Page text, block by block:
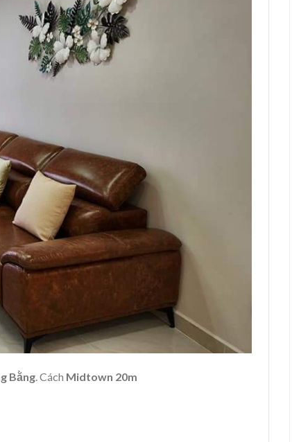
Bằng. Cách Midtown 20m